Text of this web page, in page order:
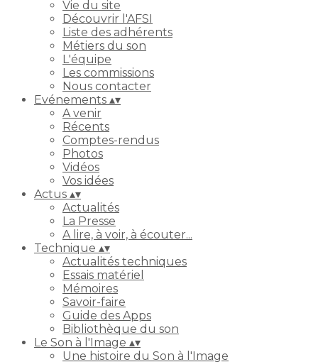
Vie du site
Découvrir l'AFSI
Liste des adhérents
Métiers du son
L'équipe
Les commissions
Nous contacter
Evénements ▴▾
A venir
Récents
Comptes-rendus
Photos
Vidéos
Vos idées
Actus ▴▾
Actualités
La Presse
A lire, à voir, à écouter...
Technique ▴▾
Actualités techniques
Essais matériel
Mémoires
Savoir-faire
Guide des Apps
Bibliothèque du son
Le Son à l'Image ▴▾
Une histoire du Son à l'Image